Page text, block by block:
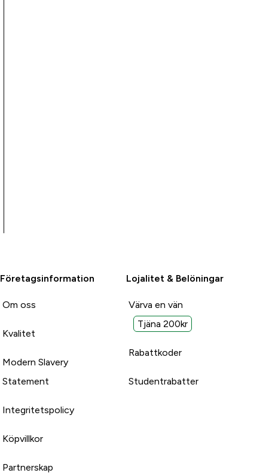
Företagsinformation
Om oss
Kvalitet
Modern Slavery
Statement
Integritetspolicy
Köpvillkor
Partnerskap
Lojalitet & Belöningar
Värva en vän
Tjäna 200kr
Rabattkoder
Studentrabatter